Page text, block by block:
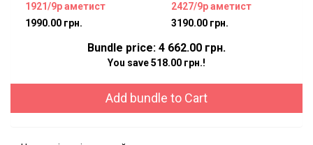
1921/9р аметист
1990.00 грн.
2427/9р аметист
3190.00 грн.
Bundle price: 4 662.00 грн.
You save 518.00 грн.!
Add bundle to Cart